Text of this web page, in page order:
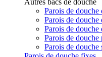
Autres bacs de douche
Parois de douche
Parois de douche
Parois de douche
Parois de
Parois de douche